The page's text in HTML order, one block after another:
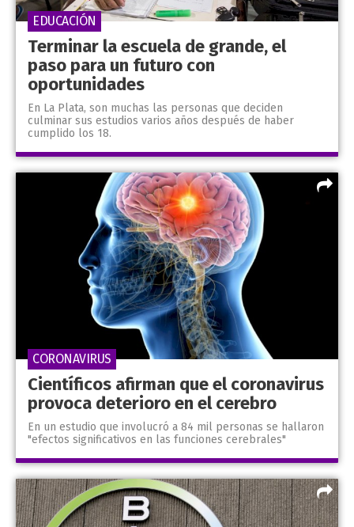
Terminar la escuela de grande, el
paso para un futuro con
oportunidades
En La Plata, son muchas las personas que deciden
culminar sus estudios varios años después de haber
cumplido los 18.
EDUCACIÓN
Científicos afirman que el coronavirus
provoca deterioro en el cerebro
En un estudio que involucró a 84 mil personas se hallaron
"efectos significativos en las funciones cerebrales"
CORONAVIRUS